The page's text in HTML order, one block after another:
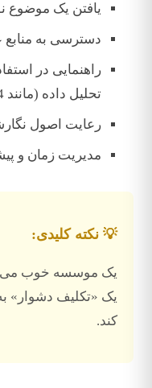
یافتن یک موضوع
دسترسی به منابع
راهنمایی در
تحلیل داده (مانند MCNP, GATE, Geant4).
رعایت اصول
مدیریت زمان و
💡 نکته کلیدی:
یک موسسه خوب
یک «تکلیف دشوار»
کند.